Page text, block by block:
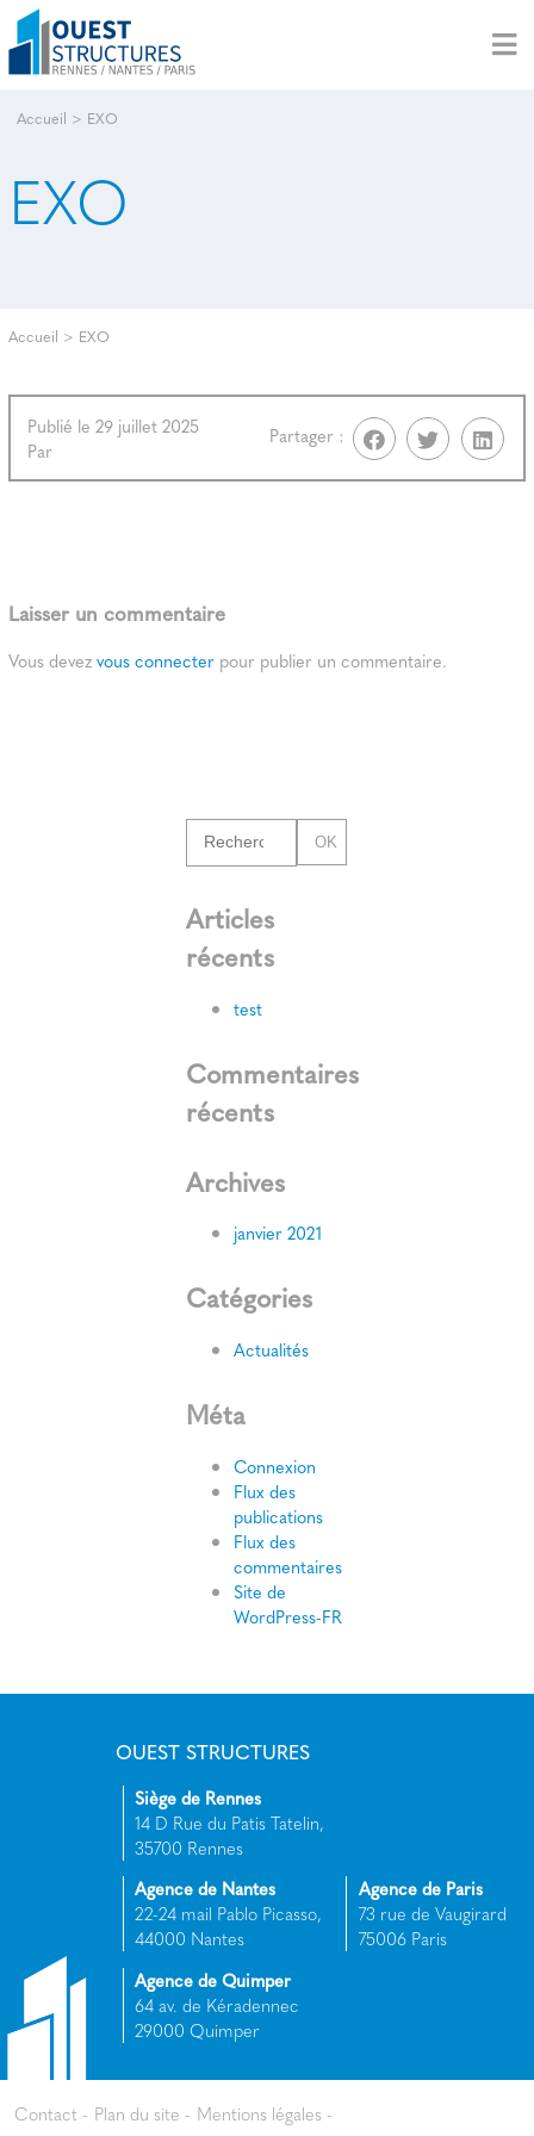
Accueil > EXO
EXO
Accueil > EXO
Publié le 29 juillet 2025
Par
Partager :
Laisser un commentaire
Vous devezvous connecter pour publier un commentaire.
OK
Articles
récents
test
Commentaires
récents
Archives
janvier 2021
Catégories
Actualités
Méta
Connexion
Flux des
publications
Flux des
commentaires
Site de
WordPress-FR
OUEST STRUCTURES
Siège de Rennes
14 D Rue du Patis Tatelin,
35700 Rennes
Agence de Nantes
22-24 mail Pablo Picasso,
44000 Nantes
Agence de Paris
73 rue de Vaugirard
75006 Paris
Agence de Quimper
64 av. de Kéradennec
29000 Quimper
Contact Plan du site Mentions légales